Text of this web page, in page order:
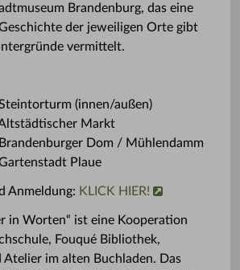
Brandenburg, das eine
der jeweiligen Orte gibt
vermittelt.
(innen/außen)
Markt
Dom / Mühlendamm
Plaue
Anmeldung: KLICK HIER!
in Worten“ ist eine Kooperation
Fouqué Bibliothek,
Atelier im alten Buchladen. Das